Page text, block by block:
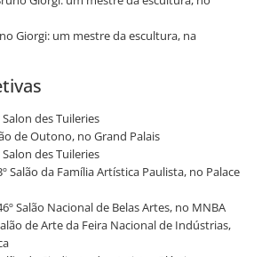
Giorgi: um mestre da escultura, na
Salon des Tuileries
de Outono, no Grand Palais
Salon des Tuileries
Salão da Família Artística Paulista, no Palace
Salão Nacional de Belas Artes, no MNBA
de Arte da Feira Nacional de Indústrias,